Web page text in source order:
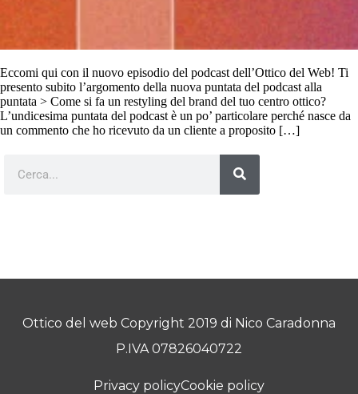
Eccomi qui con il nuovo episodio del podcast dell’Ottico del Web! Ti
presento subito l’argomento della nuova puntata del podcast alla
puntata > Come si fa un restyling del brand del tuo centro ottico?
L’undicesima puntata del podcast è un po’ particolare perché nasce da
un commento che ho ricevuto da un cliente a proposito […]
Ottico del web Copyright 2019 di Nico Caradonna
P.IVA 07826040722
Privacy policyCookie policy